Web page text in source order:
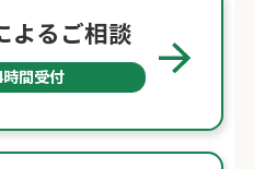
よるご相談
時間受付